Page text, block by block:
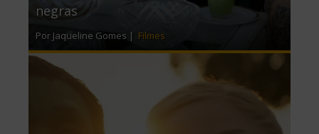
negras
Por Jaqueline Gomes | Filmes